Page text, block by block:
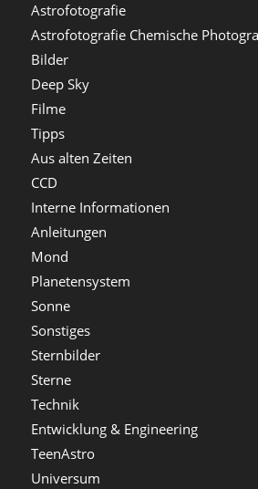
Astrofotografie
Astrofotografie Chemische
Bilder
Deep Sky
Filme
Tipps
Aus alten Zeiten
CCD
Interne Informationen
Anleitungen
Mond
Planetensystem
Sonne
Sonstiges
Sternbilder
Sterne
Technik
Entwicklung & Engineering
TeenAstro
Universum